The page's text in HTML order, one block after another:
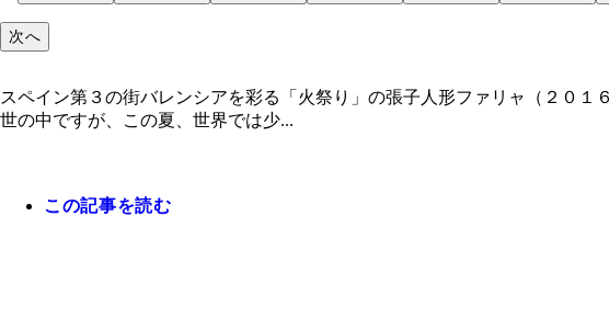
次へ
スペイン第３の街バレンシアを彩る「火祭り」の張子人形ファリャ（２０
世の中ですが、この夏、世界では少...
この記事を読む